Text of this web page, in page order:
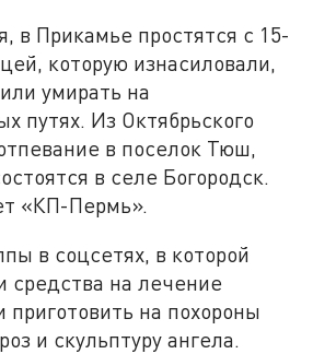
в Прикамье простятся с 15-
которую изнасиловали,
умирать на
путях. Из Октябрьского
в поселок Тюш,
в селе Богородск.
«КП-Пермь».
в соцсетях, в которой
средства на лечение
на похороны
и скульптуру ангела.